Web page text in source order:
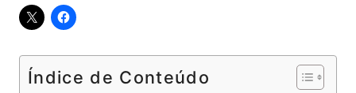
Índice de Conteúdo